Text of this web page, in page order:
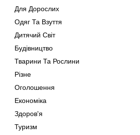
Для Дорослих
Одяг Та Взуття
Дитячий Світ
Будівництво
Тварини Та Рослини
Різне
Оголошення
Економіка
Здоров'я
Туризм